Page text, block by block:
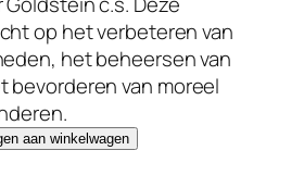
op het verbeteren van
het beheersen van
bevorderen van moreel
aan winkelwagen